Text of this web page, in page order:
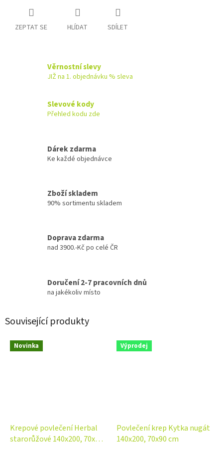
ZEPTAT SE HLÍDAT SDÍLET
Věrnostní slevy
JIŽ na 1. objednávku % sleva
Slevové kody
Přehled kodu zde
Dárek zdarma
Ke každé objednávce
Zboží skladem
90% sortimentu skladem
Doprava zdarma
nad 3900.-Kč po celé ČR
Doručení 2-7 pracovních dnů
na jakékoliv místo
Související produkty
Novinka
Krepové povlečení Herbal
starorůžové 140x200, 70x90
Výprodej
Povlečení krep Kytka nugát
140x200, 70x90 cm